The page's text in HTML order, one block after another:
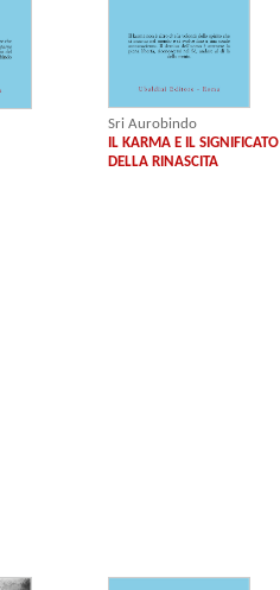
Sri Aurobindo
IL KARMA E IL SIGNIFICATO
DELLA RINASCITA